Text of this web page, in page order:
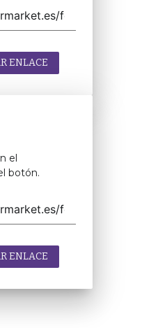
ENLACE
el
botón.
ENLACE